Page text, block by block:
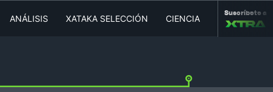
ANÁLISIS XATAKA SELECCIÓN CIENCIA MOVILIDAD
Suscríbete a